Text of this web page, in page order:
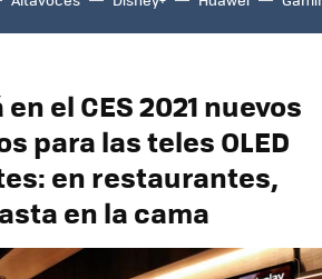
el CES 2021 nuevos
para las teles OLED
en restaurantes,
en la cama